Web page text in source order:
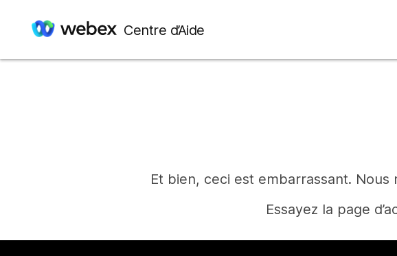
Centre d’Aide
Et bien, ceci est embarrassant.
Essayez la page